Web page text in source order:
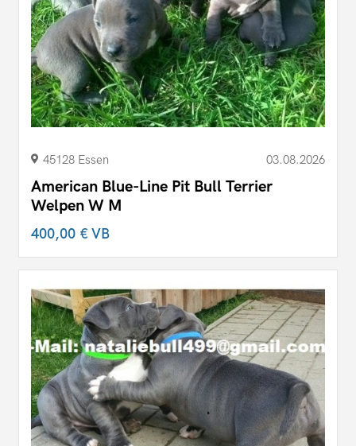
45128 Essen 03.08.2026
American Blue-Line Pit Bull Terrier
Welpen W M
400,00 €VB